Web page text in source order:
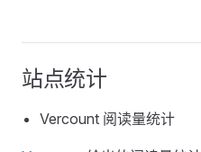
站点统计
Vercount 阅读量统计